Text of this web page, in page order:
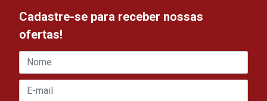
Cadastre-se para receber nossas
ofertas!